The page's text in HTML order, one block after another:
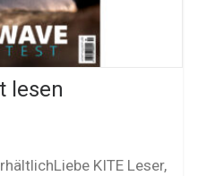
lesen
KITE Leser,